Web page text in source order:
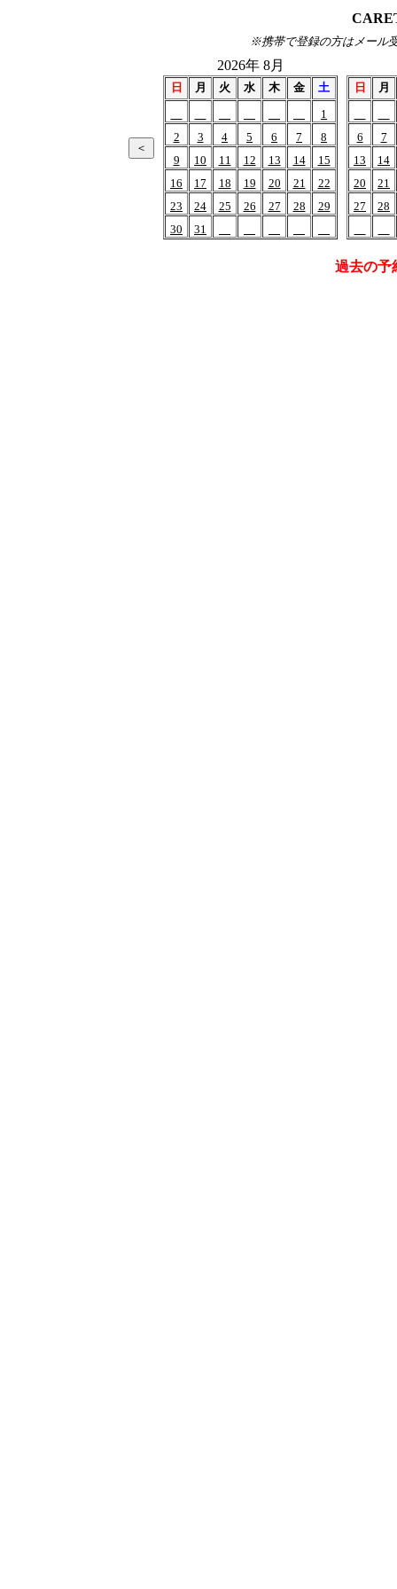
※携帯で登録の方はメール
2026年 8月
日 月 火 水 木 金
土
1
2
3 4 5 6 7
8
9
10 11 12 13 14
15
16
17 18 19 20 21
22
23
24 25 26 27 28
29
30
31
日 月
6
7
13
14
20
21
27
28
過去の予